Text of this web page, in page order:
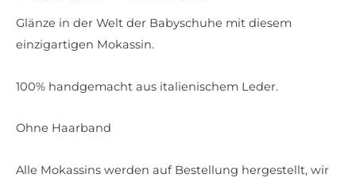
Glänze in der Welt der Babyschuhe mit diesem
einzigartigen Mokassin.
100% handgemacht aus italienischem Leder.
Ohne Haarband
Alle Mokassins werden auf Bestellung hergestellt, wir